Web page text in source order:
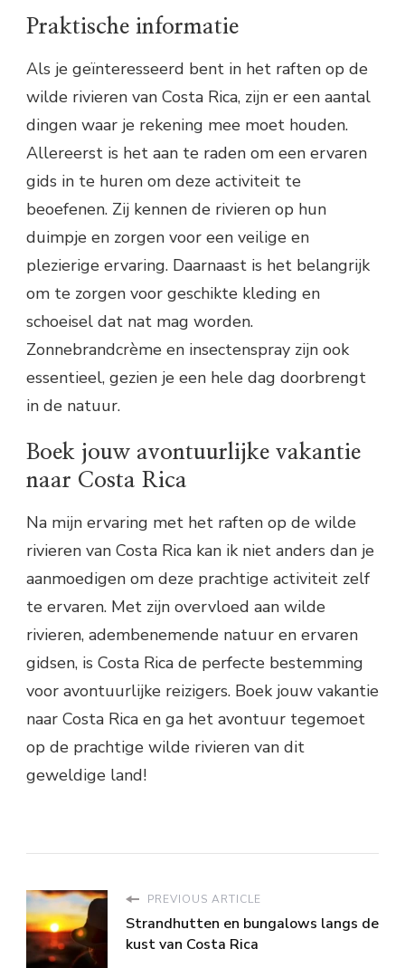
Praktische informatie
Als je geïnteresseerd bent in het raften op de
wilde rivieren van Costa Rica, zijn er een aantal
dingen waar je rekening mee moet houden.
Allereerst is het aan te raden om een ervaren
gids in te huren om deze activiteit te
beoefenen. Zij kennen de rivieren op hun
duimpje en zorgen voor een veilige en
plezierige ervaring. Daarnaast is het belangrijk
om te zorgen voor geschikte kleding en
schoeisel dat nat mag worden.
Zonnebrandcrème en insectenspray zijn ook
essentieel, gezien je een hele dag doorbrengt
in de natuur.
Boek jouw avontuurlijke vakantie
naar Costa Rica
Na mijn ervaring met het raften op de wilde
rivieren van Costa Rica kan ik niet anders dan je
aanmoedigen om deze prachtige activiteit zelf
te ervaren. Met zijn overvloed aan wilde
rivieren, adembenemende natuur en ervaren
gidsen, is Costa Rica de perfecte bestemming
voor avontuurlijke reizigers. Boek jouw vakantie
naar Costa Rica en ga het avontuur tegemoet
op de prachtige wilde rivieren van dit
geweldige land!
PREVIOUS ARTICLE
Strandhutten en bungalows langs de
kust van Costa Rica